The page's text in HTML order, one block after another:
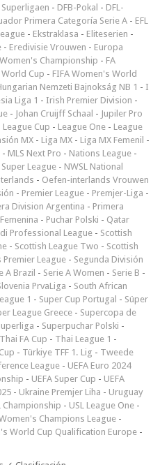
- DFB-Pokal - DFL-
Primera Categoría Serie A - EFL
- Ekstraklasa - Eliteserien -
- Eredivisie Vrouwen - Europa
Women's Championship - FA
World Cup - FIFA Women's World
Nemzeti Bajnokság NB 1 - I
Liga 1 - Irish Premier Division -
- Johan Cruijff Schaal - Jupiler Pro
League Cup - League One - League
MX - Liga MX - Liga MX Femenil -
- MLS Next Pro - Nations League -
League - NWSL National
- Oefen-interlands Vrouwen
- Premier League - Premjer-Liga -
Division Argentina - Primera
- Puchar Polski - Qatar
Professional League - Scottish
- Scottish League Two - Scottish
League - Segunda División
A Brazil - Serie A Women - Serie B -
PrvaLiga - South African
1 - Super Cup Portugal - Süper
League Greece - Supercopa de
- Superpuchar Polski -
Thai FA Cup - Thai League 1 -
- Türkiye TFF 1. Lig - Tweede
League - UEFA Euro 2024
- UEFA Super Cup - UEFA
- Ukraine Premjer Liha - Uruguay
Championship - USL League One -
Champions League -
World Cup Qualification Europe -